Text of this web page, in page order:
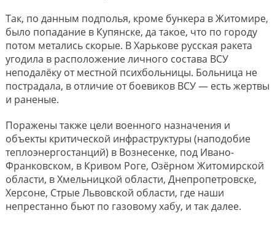
Так, по данным подполья, кроме бункера в Житомире,
было попадание в Купянске, да такое, что по городу
потом метались скорые. В Харькове русская ракета
угодила в расположение личного состава ВСУ
неподалёку от местной психбольницы. Больница не
пострадала, в отличие от боевиков ВСУ — есть жертвы
и раненые.
Поражены также цели военного назначения и
объекты критической инфраструктуры (наподобие
теплоэнергостанций) в Вознесенке, под Ивано-
Франковском, в Кривом Роге, Озёрном Житомирской
области, в Хмельницкой области, Днепропетровске,
Херсоне, Стрые Львовской области, где наши
непрестанно бьют по газовому хабу, и так далее.